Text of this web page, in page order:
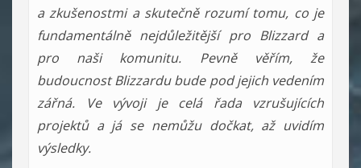
a zkušenostmi a skutečně rozumí tomu, co je
fundamentálně nejdůležitější pro Blizzard a
pro naši komunitu. Pevně věřím, že
budoucnost Blizzardu bude pod jejich vedením
zářná. Ve vývoji je celá řada vzrušujících
projektů a já se nemůžu dočkat, až uvidím
výsledky.